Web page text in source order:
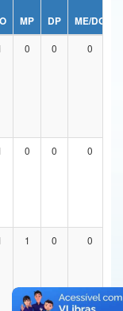
MP DP ME/DO
0 0 0
0 0 0
1 0 0